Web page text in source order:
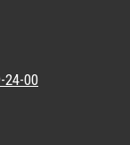
24-00